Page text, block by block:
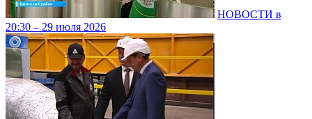
НОВОСТИ в
20:30 – 29 июля 2026